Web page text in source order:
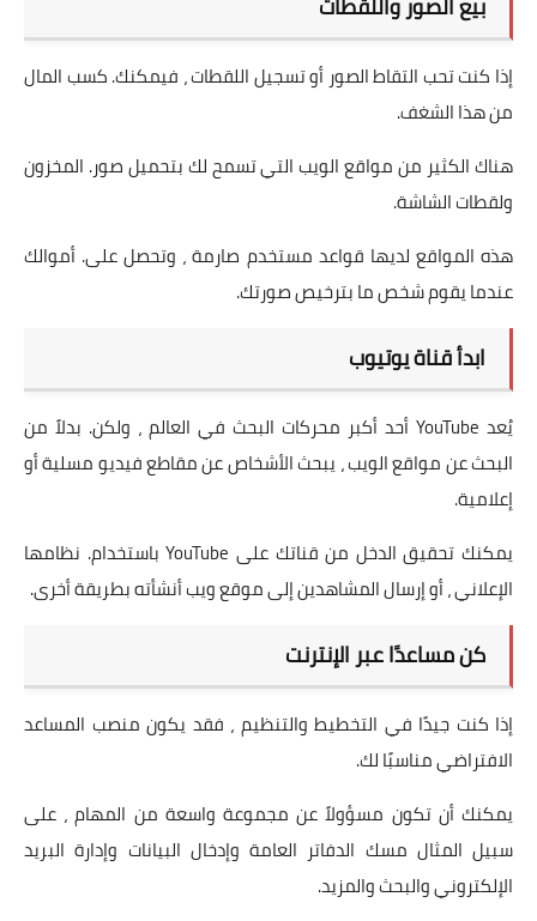
إذا كنت تحب التقاط الصور أو تسجيل اللقطات ، فيمكنك. كسب المال
من هذا الشغف.
هناك الكثير من مواقع الويب التي تسمح لك بتحميل صور. المخزون
ولقطات الشاشة.
هذه المواقع لديها قواعد مستخدم صارمة ، وتحصل على. أموالك
عندما يقوم شخص ما بترخيص صورتك.
ابدأ قناة يوتيوب
يُعد YouTube أحد أكبر محركات البحث في العالم ، ولكن. بدلاً من
البحث عن مواقع الويب ، يبحث الأشخاص عن مقاطع فيديو مسلية أو
إعلامية.
يمكنك تحقيق الدخل من قناتك على YouTube باستخدام. نظامها
الإعلاني ، أو إرسال المشاهدين إلى موقع ويب أنشأته بطريقة أخرى.
كن مساعدًا عبر الإنترنت
إذا كنت جيدًا في التخطيط والتنظيم ، فقد يكون منصب المساعد
الافتراضي مناسبًا لك.
يمكنك أن تكون مسؤولاً عن مجموعة واسعة من المهام ، على
سبيل المثال مسك الدفاتر العامة وإدخال البيانات وإدارة البريد
الإلكتروني والبحث والمزيد.